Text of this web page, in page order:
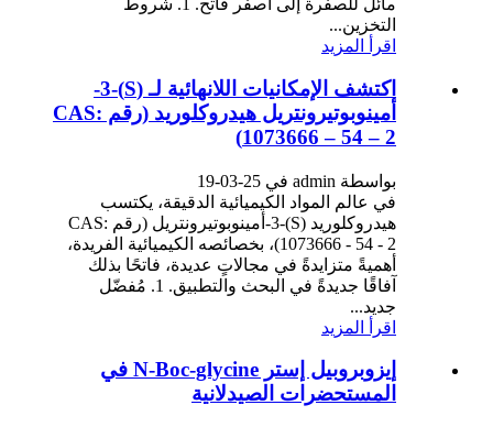
مائل للصفرة إلى أصفر فاتح. 1. شروط
التخزين...
اقرأ المزيد
اكتشف الإمكانيات اللانهائية لـ (S)-3-
أمينوبوتيرونتريل هيدروكلوريد (رقم CAS:
1073666 – 54 – 2)
بواسطة admin في 25-03-19
في عالم المواد الكيميائية الدقيقة، يكتسب
هيدروكلوريد (S)-3-أمينوبوتيرونتريل (رقم CAS:
1073666 - 54 - 2)، بخصائصه الكيميائية الفريدة،
أهميةً متزايدةً في مجالاتٍ عديدة، فاتحًا بذلك
آفاقًا جديدةً في البحث والتطبيق. 1. مُفضّل
جديد...
اقرأ المزيد
إيزوبروبيل إستر N-Boc-glycine في
المستحضرات الصيدلانية